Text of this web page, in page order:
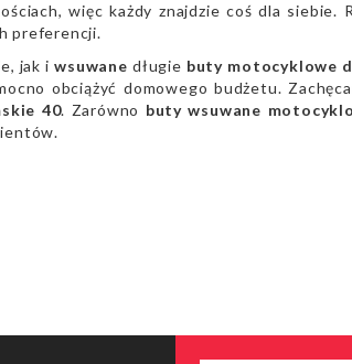
więc każdy znajdzie coś dla siebie.
preferencji.
jak iwsuwane długie buty motocyklowe
obciążyć domowego budżetu.
40. Zarówno buty wsuwane